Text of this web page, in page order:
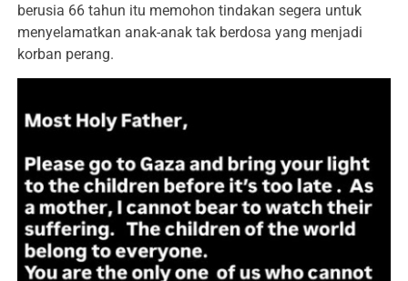
berusia 66 tahun itu memohon tindakan segera untuk
menyelamatkan anak-anak tak berdosa yang menjadi
korban perang.